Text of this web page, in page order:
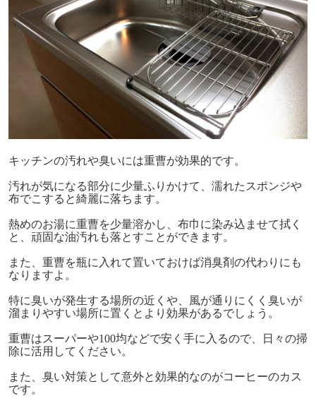
キッチンの汚れや臭いには重曹が効果的です。
汚れが気になる部分に少量ふりかけて、濡れたスポンジや
布でこすると綺麗に落ちます。
熱めのお湯に重曹を少量溶かし、布巾に染み込ませて拭く
と、頑固な油汚れも落とすことができます。
また、重曹を瓶に入れて置いておけば消臭剤の代わりにも
なりますよ。
特に臭いが発生する場所の近くや、風が通りにくく臭いが
溜まりやすい場所に置くとより効果があるでしょう。
重曹はスーパーや100均などで安く手に入るので、日々の掃
除に活用してください。
また、臭い対策として意外と効果的なのがコーヒーのカス
です。